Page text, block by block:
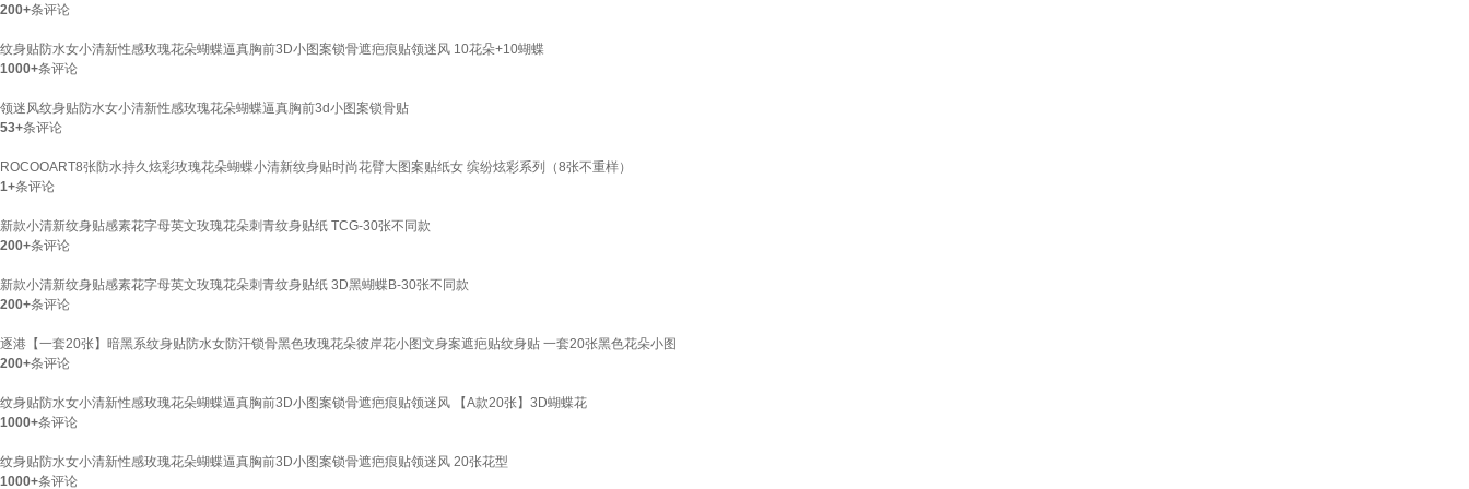
200+条评论
纹身贴防水女小清新性感玫瑰花朵蝴蝶逼真胸前3D小图案锁骨遮疤痕贴领迷风 10花朵+10蝴蝶
1000+条评论
领迷风纹身贴防水女小清新性感玫瑰花朵蝴蝶逼真胸前3d小图案锁骨贴
53+条评论
ROCOOART8张防水持久炫彩玫瑰花朵蝴蝶小清新纹身贴时尚花臂大图案贴纸女 缤纷炫彩系列（8张不重样）
1+条评论
新款小清新纹身贴感素花字母英文玫瑰花朵刺青纹身贴纸 TCG-30张不同款
200+条评论
新款小清新纹身贴感素花字母英文玫瑰花朵刺青纹身贴纸 3D黑蝴蝶B-30张不同款
200+条评论
逐港【一套20张】暗黑系纹身贴防水女防汗锁骨黑色玫瑰花朵彼岸花小图文身案遮疤贴纹身贴 一套20张黑色花朵小图
200+条评论
纹身贴防水女小清新性感玫瑰花朵蝴蝶逼真胸前3D小图案锁骨遮疤痕贴领迷风 【A款20张】3D蝴蝶花
1000+条评论
纹身贴防水女小清新性感玫瑰花朵蝴蝶逼真胸前3D小图案锁骨遮疤痕贴领迷风 20张花型
1000+条评论